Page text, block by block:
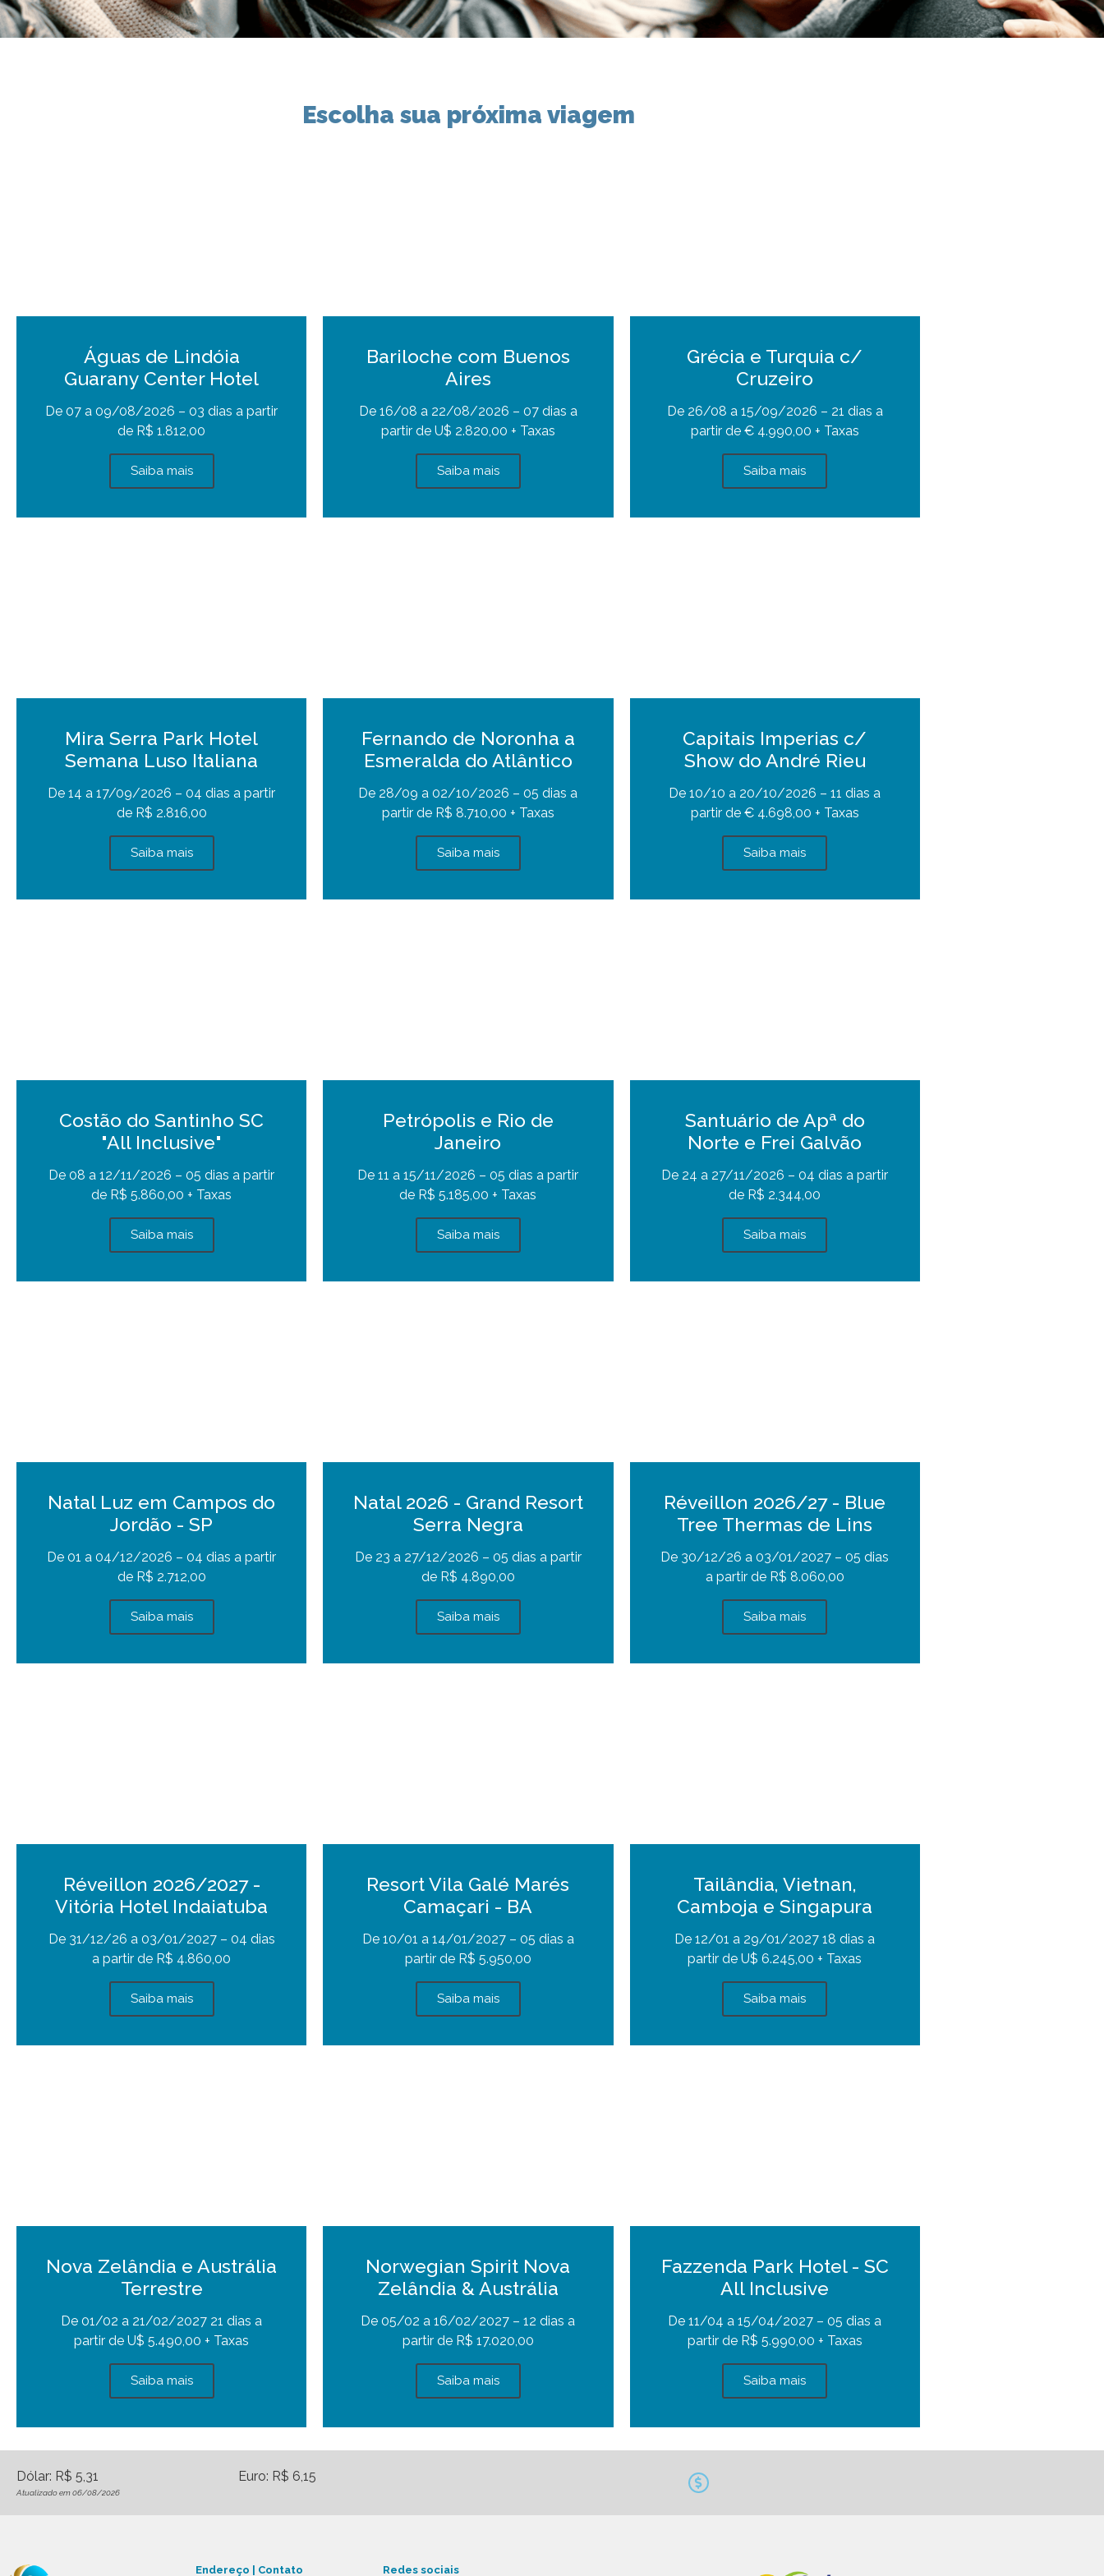
Escolha sua próxima viagem
Águas de Lindóia
Guarany Center Hotel
De 07 a 09/08/2026 – 03 dias a partir
de R$ 1.812,00
Saiba mais
Bariloche com Buenos
Aires
De 16/08 a 22/08/2026 – 07 dias a
partir de U$ 2.820,00 + Taxas
Saiba mais
Grécia e Turquia c/
Cruzeiro
De 26/08 a 15/09/2026 – 21 dias a
partir de € 4.990,00 + Taxas
Saiba mais
Mira Serra Park Hotel
Semana Luso Italiana
De 14 a 17/09/2026 – 04 dias a partir
de R$ 2.816,00
Saiba mais
Fernando de Noronha a
Esmeralda do Atlântico
De 28/09 a 02/10/2026 – 05 dias a
partir de R$ 8.710,00 + Taxas
Saiba mais
Capitais Imperias c/
Show do André Rieu
De 10/10 a 20/10/2026 – 11 dias a
partir de € 4.698,00 + Taxas
Saiba mais
Costão do Santinho SC
"All Inclusive"
De 08 a 12/11/2026 – 05 dias a partir
de R$ 5.860,00 + Taxas
Saiba mais
Petrópolis e Rio de
Janeiro
De 11 a 15/11/2026 – 05 dias a partir
de R$ 5.185,00 + Taxas
Saiba mais
Santuário de Apª do
Norte e Frei Galvão
De 24 a 27/11/2026 – 04 dias a partir
de R$ 2.344,00
Saiba mais
Natal Luz em Campos do
Jordão - SP
De 01 a 04/12/2026 – 04 dias a partir
de R$ 2.712,00
Saiba mais
Natal 2026 - Grand Resort
Serra Negra
De 23 a 27/12/2026 – 05 dias a partir
de R$ 4.890,00
Saiba mais
Réveillon 2026/27 - Blue
Tree Thermas de Lins
De 30/12/26 a 03/01/2027 – 05 dias
a partir de R$ 8.060,00
Saiba mais
Réveillon 2026/2027 -
Vitória Hotel Indaiatuba
De 31/12/26 a 03/01/2027 – 04 dias
a partir de R$ 4.860,00
Saiba mais
Resort Vila Galé Marés
Camaçari - BA
De 10/01 a 14/01/2027 – 05 dias a
partir de R$ 5.950,00
Saiba mais
Tailândia, Vietnan,
Camboja e Singapura
De 12/01 a 29/01/2027 18 dias a
partir de U$ 6.245,00 + Taxas
Saiba mais
Nova Zelândia e Austrália
Terrestre
De 01/02 a 21/02/2027 21 dias a
partir de U$ 5.490,00 + Taxas
Saiba mais
Norwegian Spirit Nova
Zelândia & Austrália
De 05/02 a 16/02/2027 – 12 dias a
partir de R$ 17.020,00
Saiba mais
Fazzenda Park Hotel - SC
All Inclusive
De 11/04 a 15/04/2027 – 05 dias a
partir de R$ 5.990,00 + Taxas
Saiba mais
Dólar: R$ 5,31 Euro: R$ 6,15
Atualizado em 06/08/2026
Endereço | Contato Redes sociais